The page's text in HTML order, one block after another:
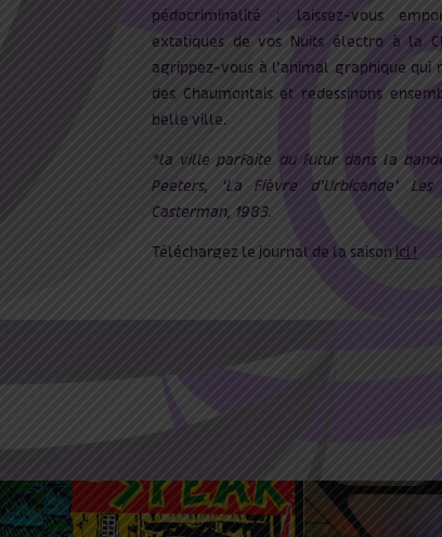
pédocriminalité ; laissez-vous
extatiques de vos Nuits électro à la
agrippez-vous à l’animal graphique
des Chaumontais et redessinons
belle ville.
*la ville parfaite du futur dans la
Peeters, ‘La Fièvre d’Urbicande’
Casterman, 1983.
Téléchargez le journal de la saisonici !